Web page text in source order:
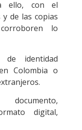
ello, con el
de las copias
lo
de identidad
Colombia o
digital,